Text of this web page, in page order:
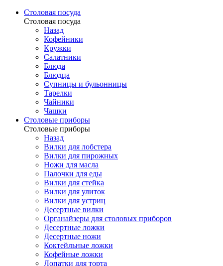
Столовая посуда
Столовая посуда
Назад
Кофейники
Кружки
Салатники
Блюда
Блюдца
Супницы и бульонницы
Тарелки
Чайники
Чашки
Cтоловые приборы
Cтоловые приборы
Назад
Вилки для лобстера
Вилки для пирожных
Ножи для масла
Палочки для еды
Вилки для стейка
Вилки для улиток
Вилки для устриц
Десертные вилки
Органайзеры для столовых приборов
Десертные ложки
Десертные ножи
Коктейльные ложки
Кофейные ложки
Лопатки для торта